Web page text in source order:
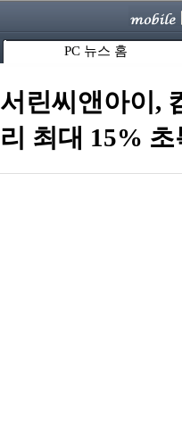
PC 뉴스 홈
서린씨앤아이,
리 최대 15%